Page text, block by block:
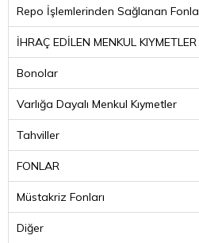
Repo İşlemlerinden Sağlanan
İHRAÇ EDİLEN MENKUL
Bonolar
Varlığa Dayalı Menkul Kıymetler
Tahviller
FONLAR
Müstakriz Fonları
Diğer